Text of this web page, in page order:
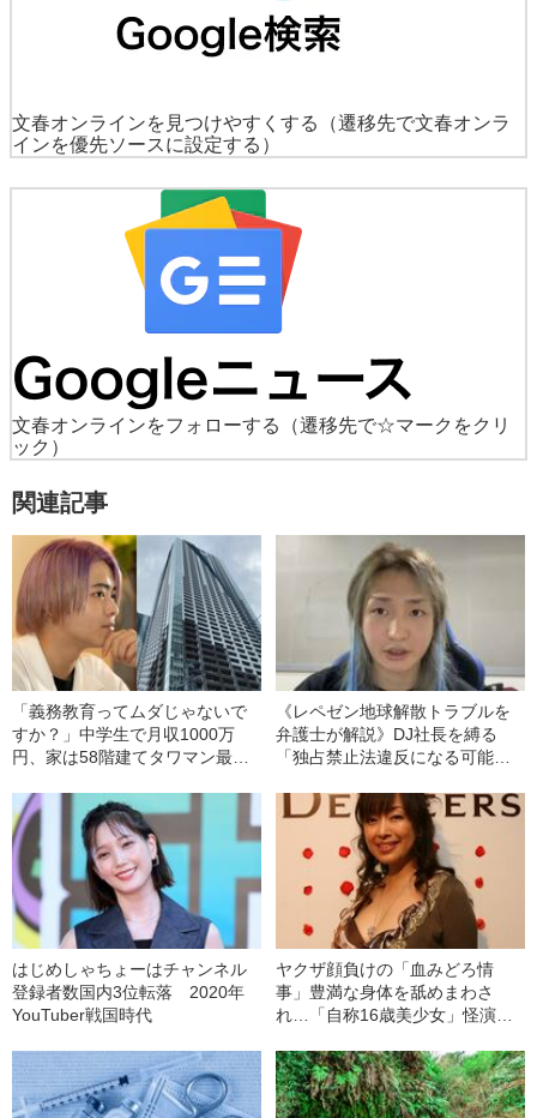
文春オンラインを見つけやすくする
（遷移先で文春オンラ
インを優先ソースに設定する）
文春オンラインをフォローする
（遷移先で☆マークをクリ
ック）
関連記事
「義務教育ってムダじゃないで
すか？」中学生で月収1000万
円、家は58階建てタワマン最上
《レペゼン地球解散トラブルを
弁護士が解説》DJ社長を縛る
「独占禁止法違反になる可能性
はじめしゃちょーはチャンネル
登録者数国内3位転落 2020年
YouTuber戦国時代
ヤクザ顔負けの「血みどろ情
事」豊満な身体を舐めまわさ
れ…「自称16歳美少女」怪演
ぎる“熟れ方”